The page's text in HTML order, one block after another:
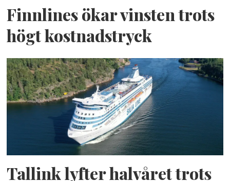
Finnlines ökar vinsten trots
högt kostnadstryck
Tallink lyfter halvåret trots